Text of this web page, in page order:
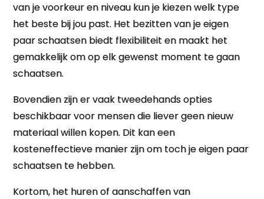
van je voorkeur en niveau kun je kiezen welk type
het beste bij jou past. Het bezitten van je eigen
paar schaatsen biedt flexibiliteit en maakt het
gemakkelijk om op elk gewenst moment te gaan
schaatsen.
Bovendien zijn er vaak tweedehands opties
beschikbaar voor mensen die liever geen nieuw
materiaal willen kopen. Dit kan een
kosteneffectieve manier zijn om toch je eigen paar
schaatsen te hebben.
Kortom, het huren of aanschaffen van